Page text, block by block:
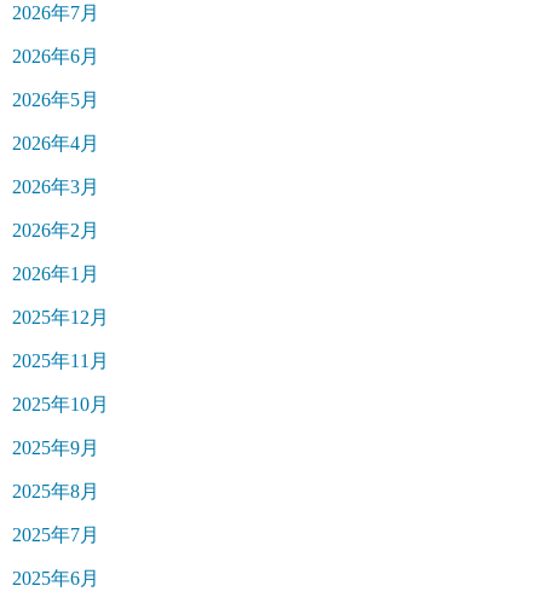
2026年7月
2026年6月
2026年5月
2026年4月
2026年3月
2026年2月
2026年1月
2025年12月
2025年11月
2025年10月
2025年9月
2025年8月
2025年7月
2025年6月